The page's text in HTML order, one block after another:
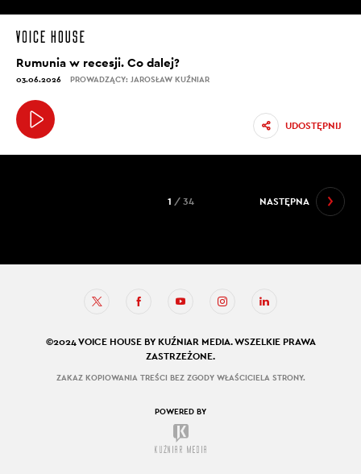
Rumunia w recesji. Co dalej?
03.06.2026 PROWADZĄCY: JAROSŁAW KUŹNIAR
UDOSTĘPNIJ
NASTĘPNA
1 / 34
©2024 VOICE HOUSE BY KUŹNIAR MEDIA. WSZELKIE PRAWA
ZASTRZEŻONE.
ZAKAZ KOPIOWANIA TREŚCI BEZ ZGODY WŁAŚCICIELA STRONY.
POWERED BY